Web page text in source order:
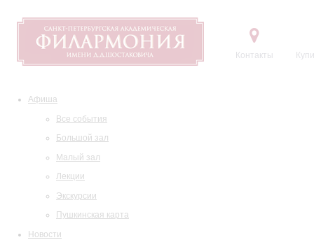
Контакты
Афиша
Все события
Большой зал
Малый зал
Лекции
Экскурсии
Пушкинская карта
Новости